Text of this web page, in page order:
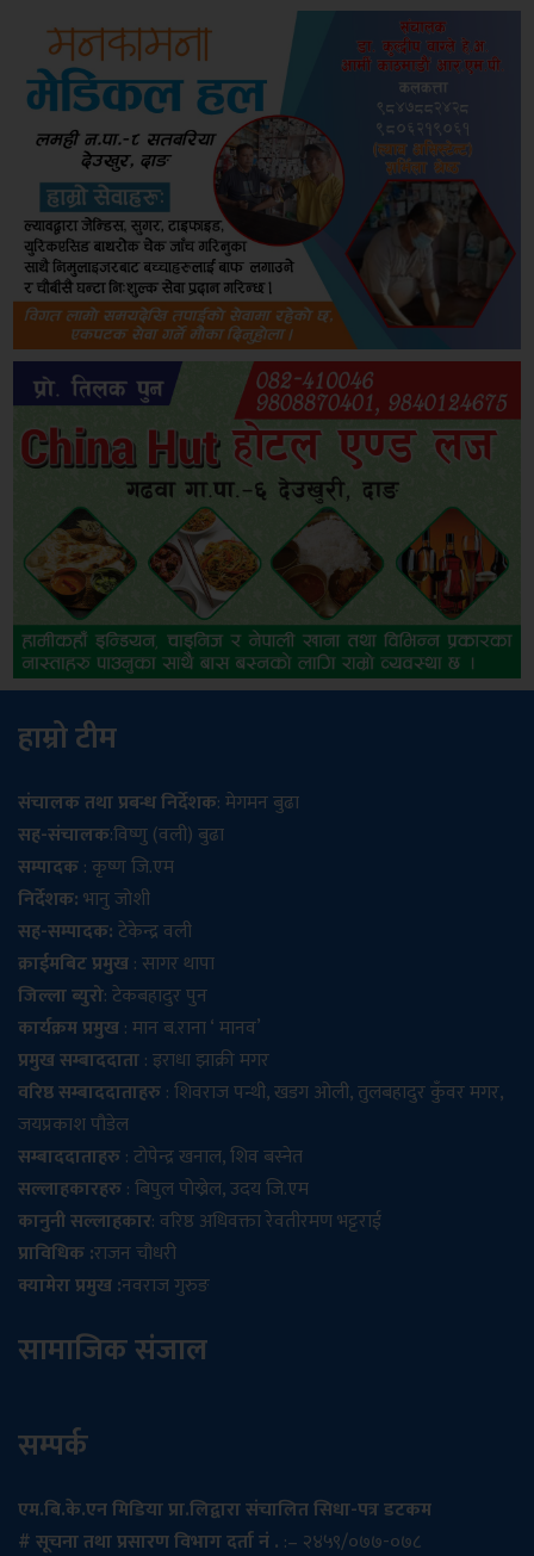
हाम्रो टीम
संचालक तथा प्रबन्ध निर्देशक: मेगमन बुढा
सह-संचालक:विष्णु (वली) बुढा
सम्पादक: कृष्ण जि.एम
निर्देशक:भानु जोशी
सह-सम्पादक:टेकेन्द्र वली
क्राईमबिट प्रमुख: सागर थापा
जिल्ला ब्युरो: टेकबहादुर पुन
कार्यक्रम प्रमुख: मान ब.राना ‘ मानव’
प्रमुख सम्बाददाता: इराधा झाक्री मगर
वरिष्ठ सम्बाददाताहरु: शिवराज पन्थी, खडग ओली, तुलबहादुर कुँवर मगर,
जयप्रकाश पौडेल
सम्बाददाताहरु: टोपेन्द्र खनाल, शिव बस्नेत
सल्लाहकारहरु: बिपुल पोख्रेल, उदय जि.एम
कानुनी सल्लाहकार: वरिष्ठ अधिवक्ता रेवतीरमण भट्टराई
प्राविधिक :राजन चौधरी
क्यामेरा प्रमुख :नवराज गुरुङ
सामाजिक संजाल
सम्पर्क
एम.बि.के.एन मिडिया प्रा.लिद्वारा संचालित सिधा-पत्र डटकम
# सूचना तथा प्रसारण विभाग दर्ता नं . :– २४५९/०७७-०७८